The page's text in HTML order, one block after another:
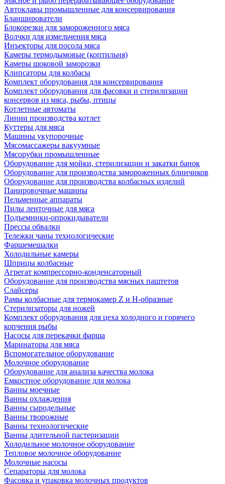
Автоклавы промышленные для консервирования
Бланширователи
Блокорезки для замороженного мяса
Волчки для измельчения мяса
Инъекторы для посола мяса
Камеры термодымовые (коптильня)
Камеры шоковой заморозки
Клипсаторы для колбасы
Комплект оборудования для консервирования
Комплект оборудования для фасовки и стерилизации
консервов из мяса, рыбы, птицы
Котлетные автоматы
Линии производства котлет
Куттеры для мяса
Машины укупорочные
Мясомассажеры вакуумные
Мясорубки промышленные
Оборудование для мойки, стерилизации и закатки банок
Оборудование для производства замороженных блинчиков
Оборудование для производства колбасных изделий
Панировочные машины
Пельменные аппараты
Пилы ленточные для мяса
Подъемники-опрокидыватели
Прессы обвалки
Тележки чаны технологические
Фаршемешалки
Холодильные камеры
Шприцы колбасные
Агрегат компрессорно-конденсаторный
Оборудование для производства мясных паштетов
Слайсеры
Рамы колбасные для термокамер Z и H-образные
Стерилизаторы для ножей
Комплект оборудования для цеха холодного и горячего
копчения рыбы
Насосы для перекачки фарша
Маринаторы для мяса
Вспомогательное оборудование
Молочное оборудование
Оборудование для анализа качества молока
Емкостное оборудование для молока
Ванны моечные
Ванны охлаждения
Ванны сыродельные
Ванны творожные
Ванны технологические
Ванны длительной пастеризации
Холодильное молочное оборудование
Тепловое молочное оборудование
Молочные насосы
Сепараторы для молока
Фасовка и упаковка молочных продуктов